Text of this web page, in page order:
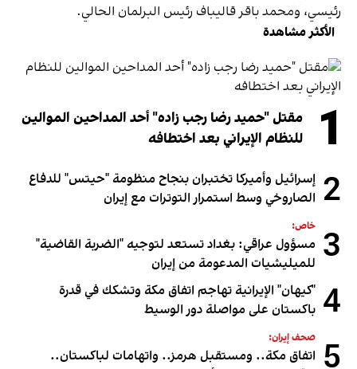
رئيسي، ومحمد باقر قاليباف رئيس البرلمان الحالي.
الأكثر مشاهدة
1
مقتل "حميد رضا رجب زاده" أحد المداحين الموالين
للنظام الإيراني بعد اختطافه
2 إسرائيل وأميركا تختبران بنجاح منظومة "حيتس" للدفاع
الصاروخي وسط استمرار التوترات مع إيران
3 خاص:
مسؤول عراقي: بغداد تستعد لتوجيه "الضربة القاضية"
للميليشيات المدعومة من إيران
4 "كيهان" الإيرانية تهاجم اتفاق مكة وتشكك في قدرة
باكستان على مواصلة دور الوسيط
5 صحف إيران:
اتفاق مكة.. ومستقبل هرمز.. واتهامات لباكستان..